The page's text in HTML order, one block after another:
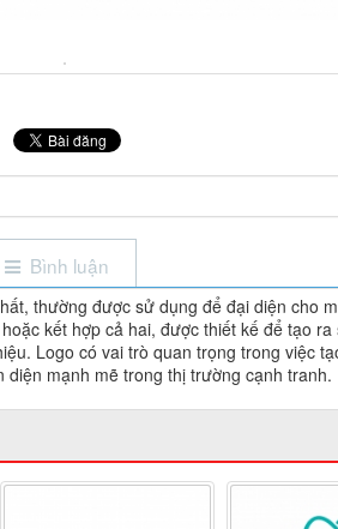
Bình luận
thường được sử dụng để đại diện cho
kết hợp cả hai, được thiết kế để tạo
Logo có vai trò quan trọng trong việc
diện mạnh mẽ trong thị trường cạnh tranh.